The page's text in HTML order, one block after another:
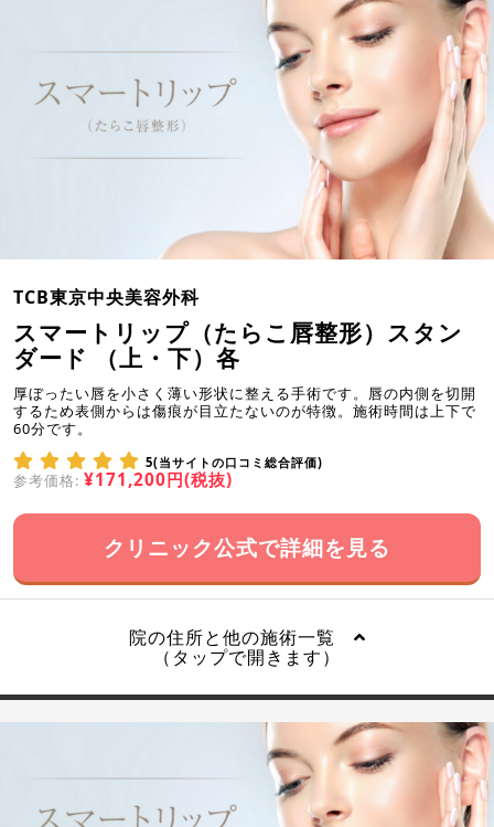
TCB東京中央美容外科
スマートリップ（たらこ唇整形）スタン
ダード （上・下）各
厚ぼったい唇を小さく薄い形状に整える手術です。唇の内側を切開
するため表側からは傷痕が目立たないのが特徴。施術時間は上下で
60分です。
5(当サイトの口コミ総合評価)
参考価格: ¥171,200円(税抜)
クリニック公式で詳細を見る
院の住所と他の施術一覧
（タップで開きます）